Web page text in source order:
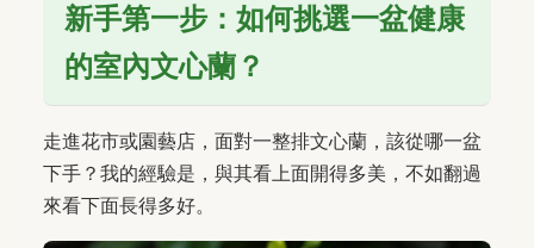
新手第一步：如何挑選一盆健康
的室內文心蘭？
走進花市或園藝店，面對一整排文心蘭，該從哪一盆
下手？我的經驗是，與其看上面開得多美，不如翻過
來看下面長得多好。